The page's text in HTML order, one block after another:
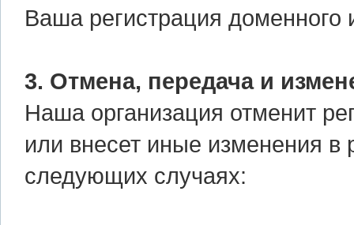
Ваша регистрация доменного
3. Отмена, передача и
Наша организация отменит
или внесет иные изменения в
следующих случаях: